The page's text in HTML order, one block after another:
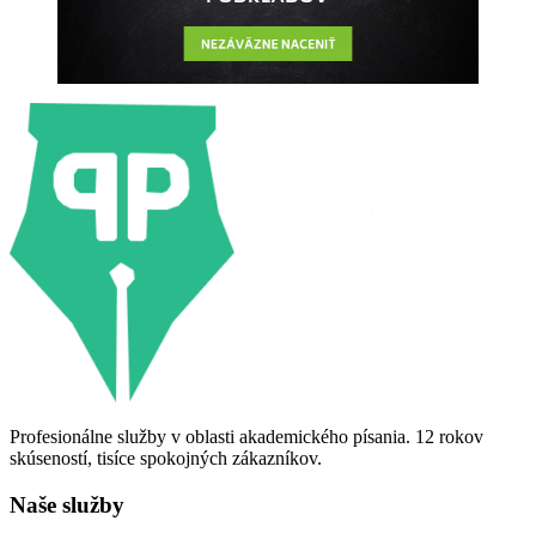
Profesionálne služby v oblasti akademického písania. 12 rokov
skúseností, tisíce spokojných zákazníkov.
Naše služby